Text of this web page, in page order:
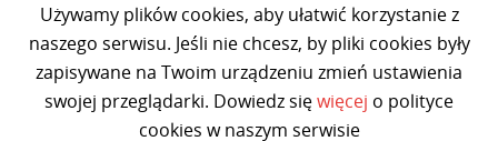
Al. Jerozolimskie 85 lok. 21
02-001 Warszawa
kontakt@razem50plus.pl
Infolinia:+48 669-047-091
Używamy plików cookies, aby ułatwić korzystanie z
naszego serwisu. Jeśli nie chcesz, by pliki cookies były
zapisywane na Twoim urządzeniu zmień ustawienia
swojej przeglądarki. Dowiedz sięwięcej o polityce
cookies w naszym serwisie